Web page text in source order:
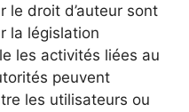
droit d’auteur sont
la législation
les activités liées au
peuvent
les utilisateurs ou